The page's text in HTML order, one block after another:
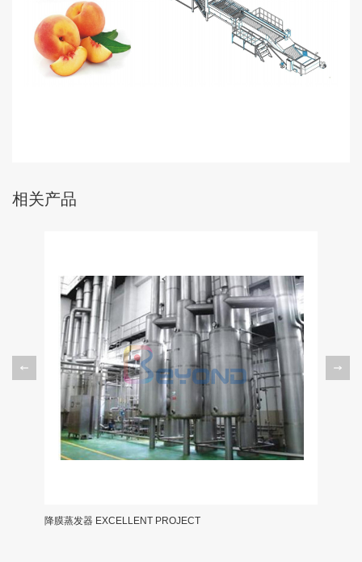
相关产品
降膜蒸发器 EXCELLENT PROJECT